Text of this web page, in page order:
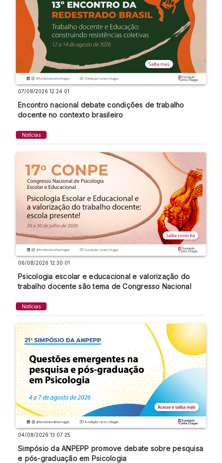
07/08/2026 12:24:01
Encontro nacional debate condições de trabalho
docente no contexto brasileiro
Notícias
06/08/2026 12:30:01
Psicologia escolar e educacional e valorização do
trabalho docente são tema de Congresso Nacional
Notícias
04/08/2026 13:07:25
Simpósio da ANPEPP promove debate sobre pesquisa
e pós-graduação em Psicologia